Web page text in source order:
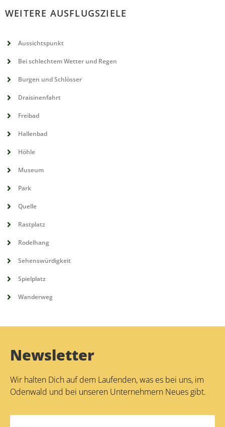
WEITERE AUSFLUGSZIELE
Aussichtspunkt
Bei schlechtem Wetter und Regen
Burgen und Schlösser
Draisinenfahrt
Freibad
Hallenbad
Höhle
Museum
Park
Quelle
Rastplatz
Rodelhang
Sehenswürdigkeit
Spielplatz
Wanderweg
Newsletter
Wir halten Dich auf dem Laufenden, was es bei uns, im
Odenwald und bei unseren Unternehmern Neues gibt.